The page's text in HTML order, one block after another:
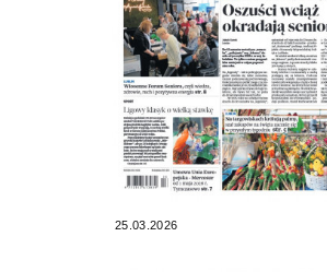
25.03.2026